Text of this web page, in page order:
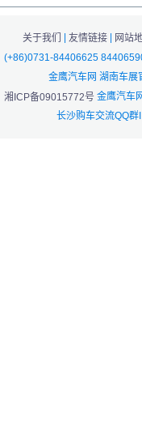
关于我们 | 友情链接 | 网站
(+86)0731-84406625
金鹰汽车网 湖南车展
湘ICP备09015772号 金鹰汽车
长沙购车交流QQ